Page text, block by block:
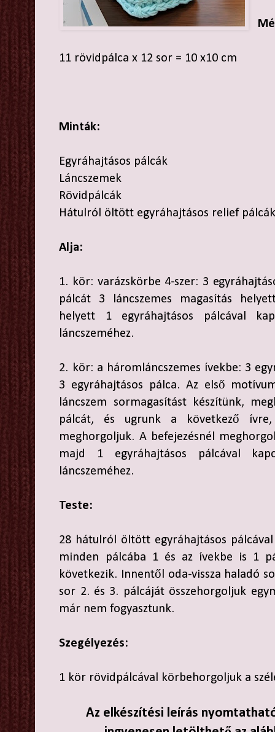
11 rövidpálca x 12 sor = 10 x10 cm
Minták:
Egyráhajtásos pálcák
Láncszemek
Rövidpálcák
Hátulról öltött egyráhajtásos relief
Alja:
1. kör: varázskörbe 4-szer: 3
pálcát 3 láncszemes magasítás
helyett 1 egyráhajtásos pálcával
láncszeméhez.
2. kör: a háromláncszemes ívekbe: 3
3 egyráhajtásos pálca. Az első
láncszem sormagasítást készítünk,
pálcát, és ugrunk a következő
meghorgoljuk. A befejezésnél
majd 1 egyráhajtásos pálcával
láncszeméhez.
Teste:
28 hátulról öltött egyráhajtásos
minden pálcába 1 és az ívekbe is 1
következik. Innentől oda-vissza haladó
sor 2. és 3. pálcáját összehorgoljuk
már nem fogyasztunk.
Szegélyezés:
1 kör rövidpálcával körbehorgoljuk a
Az elkészítési leírás